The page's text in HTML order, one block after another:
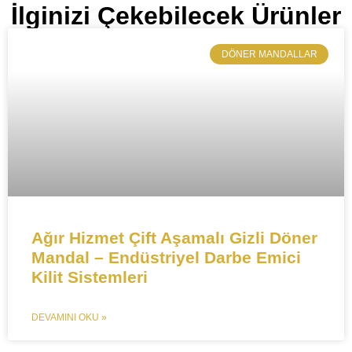
İlginizi Çekebilecek Ürünler
​DÖNER MANDALLAR
Ağır Hizmet Çift Aşamalı Gizli Döner
Mandal – Endüstriyel Darbe Emici
Kilit Sistemleri​​
DEVAMINI OKU »